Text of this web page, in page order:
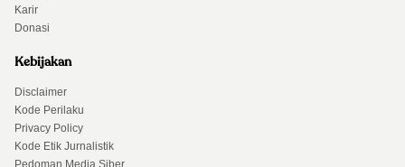
Karir
Donasi
Kebijakan
Disclaimer
Kode Perilaku
Privacy Policy
Kode Etik Jurnalistik
Pedoman Media Siber